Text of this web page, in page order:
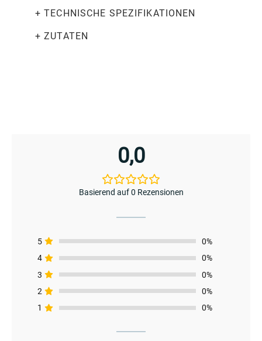
+ TECHNISCHE SPEZIFIKATIONEN
+ ZUTATEN
0,0
Basierend auf 0 Rezensionen
5
0%
4
0%
3
0%
2
0%
1
0%